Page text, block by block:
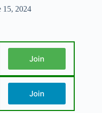
15, 2024
Join
Join